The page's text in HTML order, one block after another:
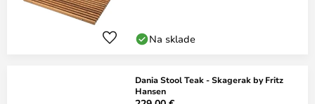
Na sklade
Dania Stool Teak - Skagerak by Fritz
Hansen